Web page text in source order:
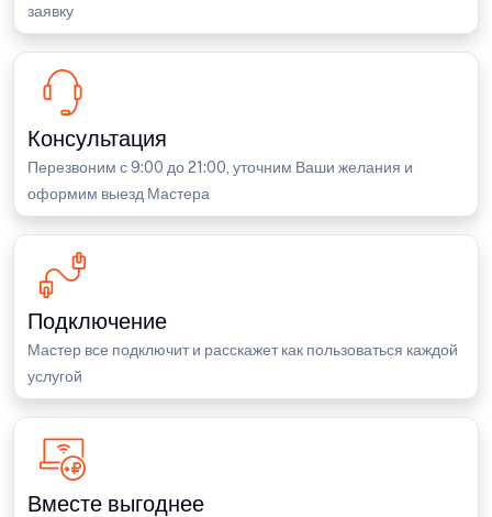
заявку
Консультация
Перезвоним с 9:00 до 21:00, уточним Ваши желания и
оформим выезд Мастера
Подключение
Мастер все подключит и расскажет как пользоваться каждой
услугой
Вместе выгоднее